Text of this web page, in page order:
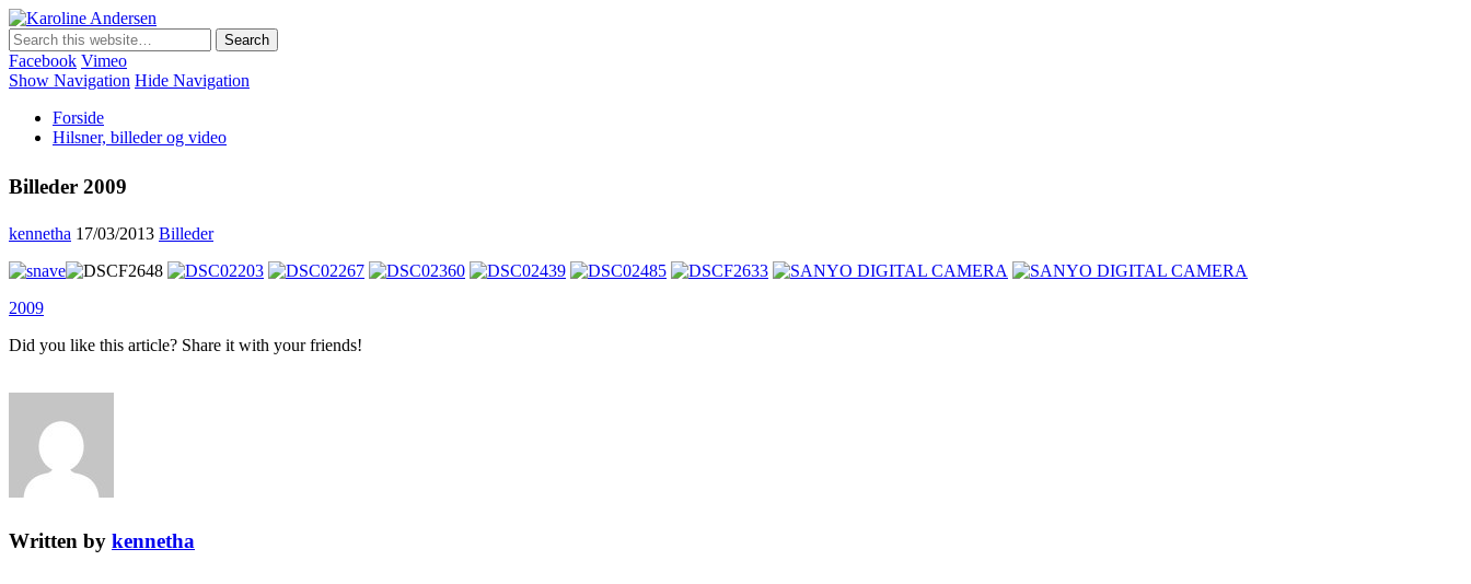
Min egen hjemmeside
Facebook Vimeo
Show Navigation Hide Navigation
Forside
Hilsner, billeder og video
Billeder 2009
kennetha 17/03/2013 Billeder
2009
Did you like this article? Share it with your friends!
Written by kennetha